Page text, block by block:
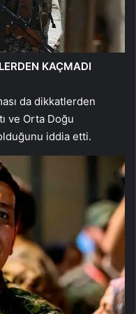
KAÇMADI
da dikkatlerden
ve Orta Doğu
iddia etti.